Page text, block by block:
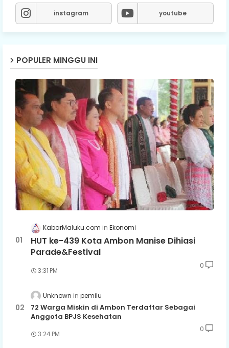
instagram youtube
POPULER MINGGU INI
KabarMaluku.com Ekonomi
HUT ke-439 Kota Ambon Manise Dihiasi
Parade&Festival
3:31 PM
0
Unknown pemilu
72 Warga Miskin di Ambon Terdaftar Sebagai
Anggota BPJS Kesehatan
3:24 PM
0